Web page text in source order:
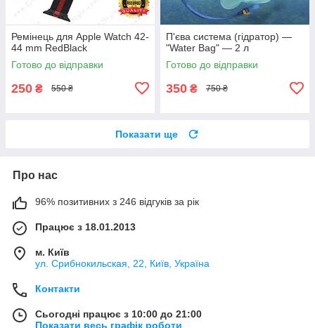
Ремінець для Apple Watch 42-
44 mm RedBlack
Готово до відправки
250 ₴ 550 ₴
П'єва система (гідратор) —
"Water Bag" — 2 л
Готово до відправки
350 ₴ 750 ₴
Показати ще
Про нас
96% позитивних з 246 відгуків за рік
Працює з 18.01.2013
м. Київ
ул. Срибнокильская, 22, Київ, Україна
Контакти
Сьогодні працює з 10:00 до 21:00
Показати весь графік роботи